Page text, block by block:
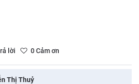
lời 0Cảm ơn
Thị Thuỷ